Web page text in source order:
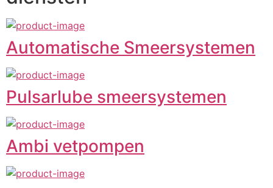
Automatische Smeersystemen
Pulsarlube smeersystemen
Ambi vetpompen